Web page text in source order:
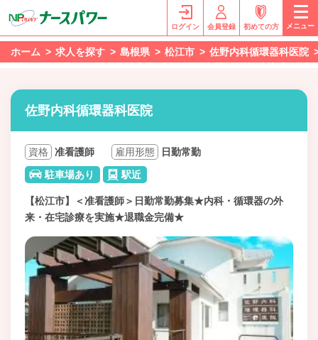
ログイン 会員登録 初めての方 メニュー
ホーム 求人を探す 島根県 松江市 佐野内科循環器科医院
佐野内科循環器科医院
資格 准看護師 雇用形態
日勤常勤
駐車場あり
駅近
【松江市】＜准看護師＞日勤常勤募集★内科・循環器の外
来・在宅診療を実施★退職金完備★